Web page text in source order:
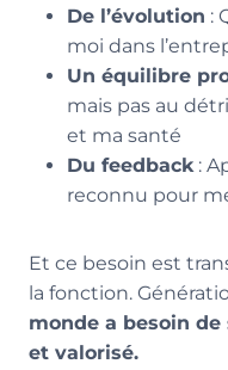
De l’évolution :
moi dans
Un équilibre
mais pas au
et ma santé
Du feedback:
reconnu pour
Et ce besoin est
la fonction.
monde a besoin
et valorisé.